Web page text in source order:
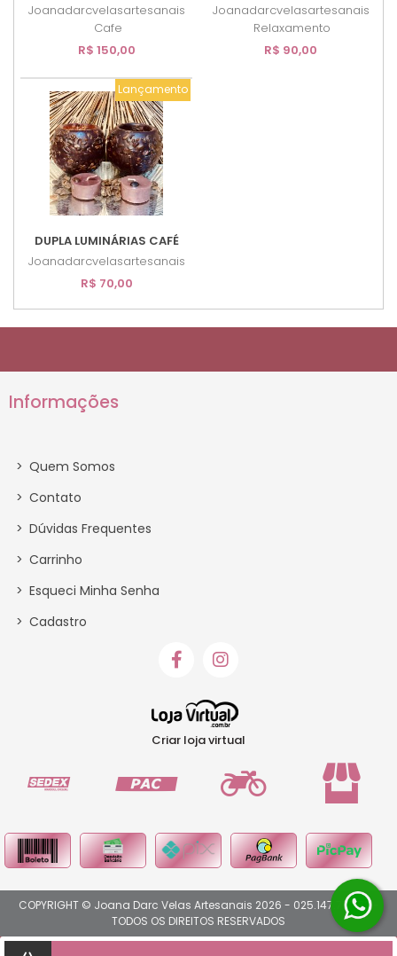
Joanadarcvelasartesanais
Cafe
R$ 150,00
Joanadarcvelasartesanais
Relaxamento
R$ 90,00
Lançamento
DUPLA LUMINÁRIAS CAFÉ
Joanadarcvelasartesanais
R$ 70,00
Informações
> Quem Somos
> Contato
> Dúvidas Frequentes
> Carrinho
> Esqueci Minha Senha
> Cadastro
Criar loja virtual
COPYRIGHT © Joana Darc Velas Artesanais 2026 - 025.147.717-73 -
TODOS OS DIREITOS RESERVADOS